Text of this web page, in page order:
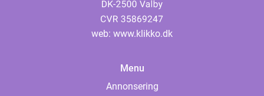
web: www.klikko.dk
Menu
Annonsering